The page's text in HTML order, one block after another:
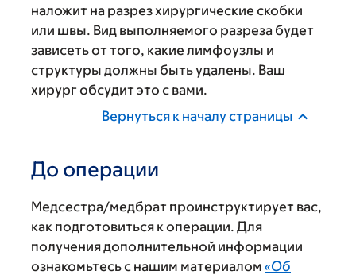
наложит на разрез хирургические скобки
или швы. Вид выполняемого разреза будет
зависеть от того, какие лимфоузлы и
структуры должны быть удалены. Ваш
хирург обсудит это с вами.
Вернуться к началу страницы
До операции
Медсестра/медбрат проинструктирует вас,
как подготовиться к операции. Для
получения дополнительной информации
ознакомьтесь с нашим материалом «Об